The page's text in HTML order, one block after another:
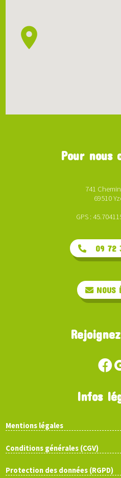
Pour nous
741
69510
GPS :
09 72
NOUS
Infos
Mentions légales
Conditions générales (CGV)
Protection des données (RGPD)